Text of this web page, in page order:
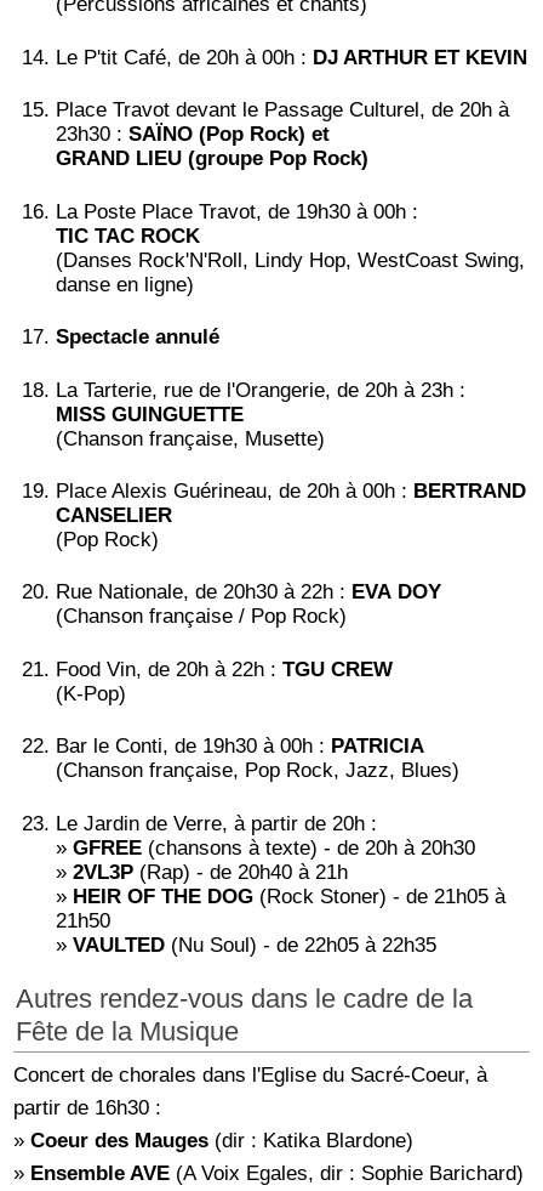
Le P'tit Café, de 20h à 00h : DJ ARTHUR ET KEVIN
Place Travot devant le Passage Culturel, de 20h à
23h30 : SAÏNO (Pop Rock) et
GRAND LIEU (groupe Pop Rock)
La Poste Place Travot, de 19h30 à 00h :
TIC TAC ROCK
(Danses Rock'N'Roll, Lindy Hop, WestCoast Swing,
danse en ligne)
Spectacle annulé
La Tarterie, rue de l'Orangerie, de 20h à 23h :
MISS GUINGUETTE
(Chanson française, Musette)
Place Alexis Guérineau, de 20h à 00h : BERTRAND
CANSELIER
(Pop Rock)
Rue Nationale, de 20h30 à 22h : EVA DOY
(Chanson française / Pop Rock)
Food Vin, de 20h à 22h : TGU CREW
(K-Pop)
Bar le Conti, de 19h30 à 00h : PATRICIA
(Chanson française, Pop Rock, Jazz, Blues)
Le Jardin de Verre, à partir de 20h :
» GFREE(chansons à texte) - de 20h à 20h30
» 2VL3P(Rap) - de 20h40 à 21h
» HEIR OF THE DOG(Rock Stoner) - de 21h05 à
21h50
»VAULTED(Nu Soul) - de 22h05 à 22h35
Autres rendez-vous dans le cadre de la
Fête de la Musique
Concert de chorales dans l'Eglise du Sacré-Coeur, à
partir de 16h30 :
»Coeur des Mauges (dir : Katika Blardone)
» Ensemble AVE (A Voix Egales, dir : Sophie Barichard)